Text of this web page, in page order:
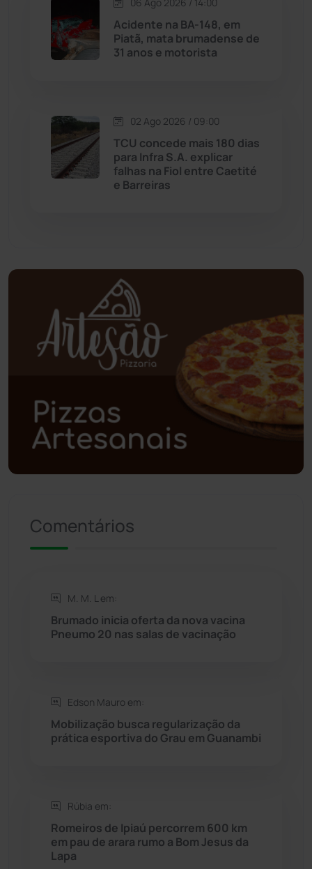
Matina
Mortugaba
Oliveira dos Brejinhos
Palmas de Monte Alto (260)
Planalto (59)
Poções (182)
Polícia Civil (57)
Polícia Militar (27)
Política (03)
Riacho de Santana
Rio de Contas
Rio do Antônio
Saúde
Seabra (50)
Sítio do Mato
Sudoeste Baiano
Acidente na BA-148, em
Piatã, mata brumadense de
31 anos e motorista
02 Ago 2026 / 09:00
TCU concede mais 180 dias
para Infra S.A. explicar
falhas na Fiol entre Caetité
e Barreiras
Comentários
M. M. L em:
Brumado inicia oferta da nova vacina
Pneumo 20 nas salas de vacinação
Edson Mauro em:
Mobilização busca regularização da
prática esportiva do Grau em Guanambi
Rúbia em:
Romeiros de Ipiaú percorrem 600 km
em pau de arara rumo a Bom Jesus da
Lapa